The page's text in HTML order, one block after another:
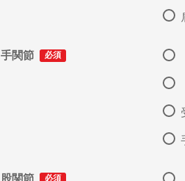
手関節 必須
股関節 必須